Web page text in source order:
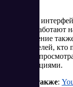
Перемены
YouTube работают
Нововведение
пользователей,
видео для
рекомендациями.
Читайте также: